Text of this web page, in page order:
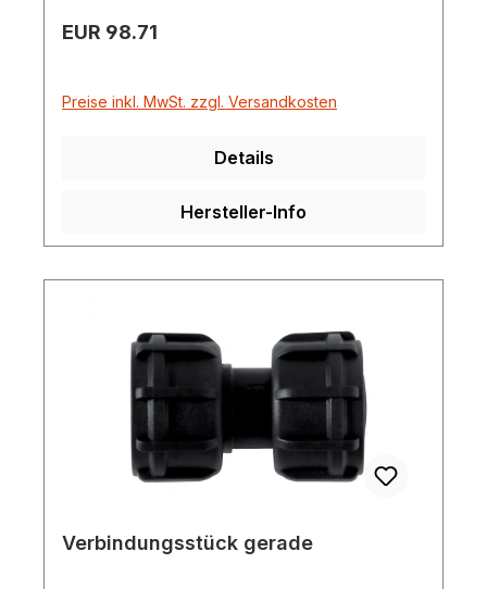
Regulärer Preis:
EUR 98.71
Preise inkl. MwSt. zzgl. Versandkosten
Details
Hersteller-Info
Verbindungsstück gerade